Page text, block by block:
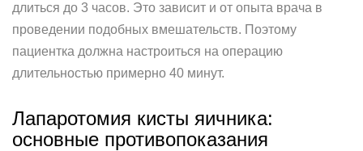
длиться до 3 часов. Это зависит и от опыта врача в
проведении подобных вмешательств. Поэтому
пациентка должна настроиться на операцию
длительностью примерно 40 минут.
Лапаротомия кисты яичника:
основные противопоказания